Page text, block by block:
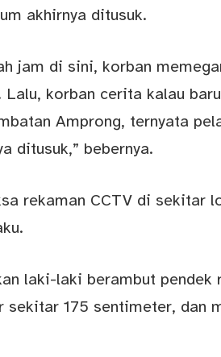
akhirnya ditusuk.
jam di sini, korban
Lalu, korban cerita kalau
Amprong, ternyata
ditusuk,” bebernya.
rekaman CCTV di sekitar
laki-laki berambut pendek
sekitar 175 sentimeter, dan